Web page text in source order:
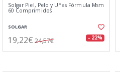
Solgar Piel, Pelo y Uñas Fórmula Msm
60 Comprimidos
SOLGAR
19,22€ 24,57€ - 22%